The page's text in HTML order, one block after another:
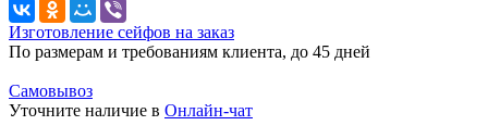
Изготовление сейфов на заказ
По размерам и требованиям клиента, до 45 дней
Самовывоз
Уточните наличие в Онлайн-чат